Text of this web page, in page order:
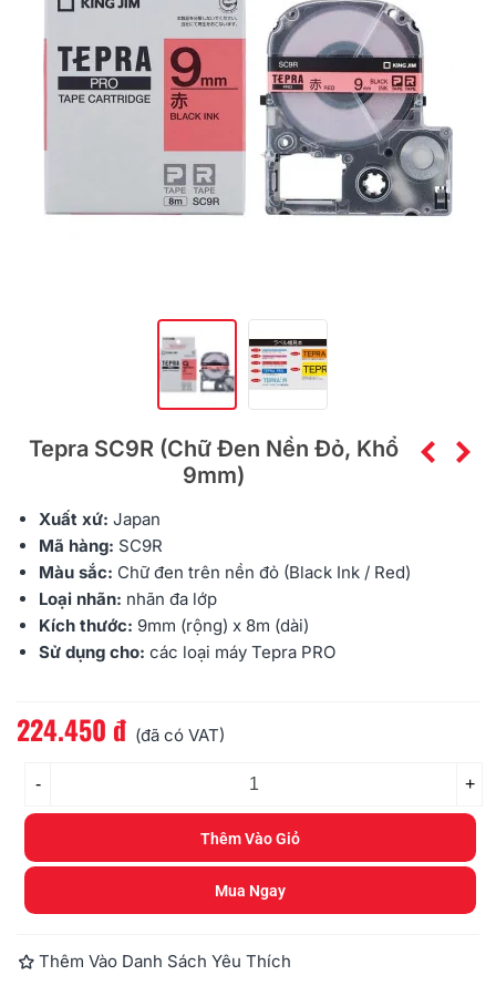
Tepra SC9R (Chữ Đen Nền Đỏ, Khổ
9mm)
Xuất xứ: Japan
Mã hàng: SC9R
Màu sắc: Chữ đen trên nền đỏ (Black Ink / Red)
Loại nhãn: nhãn đa lớp
Kích thước: 9mm (rộng) x 8m (dài)
Sử dụng cho: các loại máy Tepra PRO
Đọc thêm
224.450 đ (đã có VAT)
- +
Thêm Vào Giỏ
Mua Ngay
Thêm Vào Danh Sách Yêu Thích